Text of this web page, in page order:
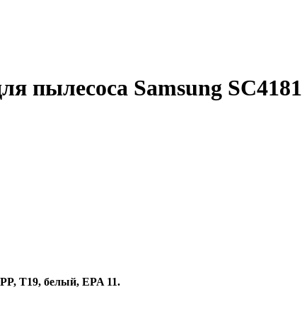
пылесоса Samsung SC4181
T19, белый, EPA 11.